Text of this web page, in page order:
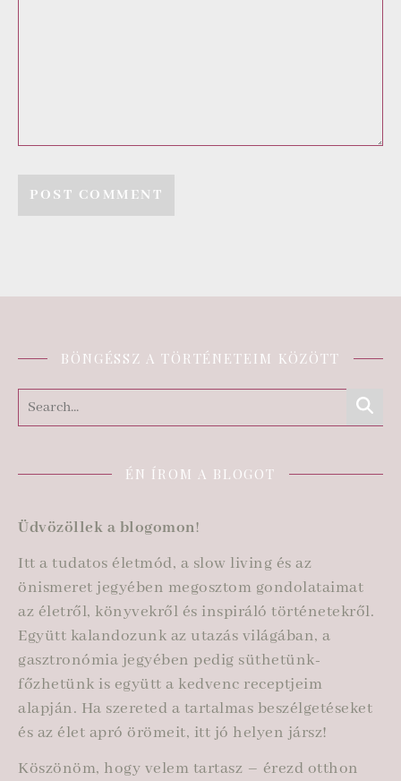
BÖNGÉSSZ A TÖRTÉNETEIM KÖZÖTT
ÉN ÍROM A BLOGOT
Üdvözöllek a blogomon!
Itt a tudatos életmód, a slow living és az
önismeret jegyében megosztom gondolataimat
az életről, könyvekről és inspiráló történetekről.
Együtt kalandozunk az utazás világában, a
gasztronómia jegyében pedig süthetünk-
főzhetünk is együtt a kedvenc receptjeim
alapján. Ha szereted a tartalmas beszélgetéseket
és az élet apró örömeit, itt jó helyen jársz!
Köszönöm, hogy velem tartasz – érezd otthon